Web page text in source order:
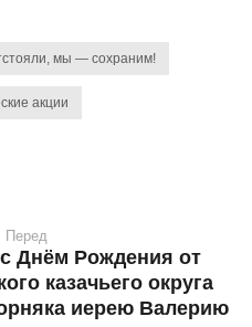
мы — сохраним!
акции
Перед
Днём Рождения от
казачьего округа
иерею Валерию